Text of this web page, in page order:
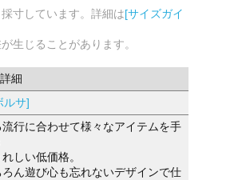
寸しています。詳細は[サイズガイ
生じることがあります。
細
ルサ]
行に合わせて様々なアイテムを手
しい低価格。
ん遊び心も忘れないデザインで仕